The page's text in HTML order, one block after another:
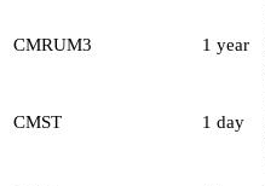
CMRUM3 1 year
CMST 1 day